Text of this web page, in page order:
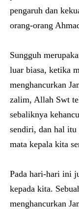
pengaruh dan
orang-orang
Sungguh
luar biasa, ketika
menghancurkan
zalim, Allah Swt
sebaliknya
sendiri, dan hal itu
mata kepala kita
Pada hari-hari ini
kepada kita.
menghancurkan